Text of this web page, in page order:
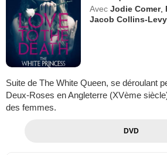
Avec Jodie Comer,
Jacob Collins-Levy
Suite de The White Queen, se déroulant
Deux-Roses en Angleterre (XVème
des femmes.
DVD